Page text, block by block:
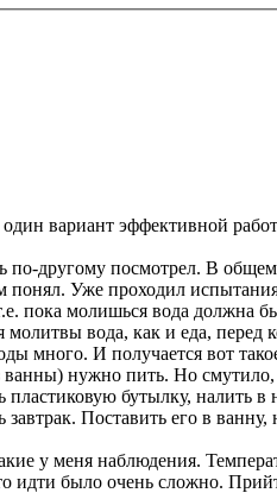
вариант эффективной
другому посмотрел. В
Уже проходил
пока молишься вода
молитвы вода, как и еда,
много. И получается вот
нужно пить. Но
бутылку, налить
Поставить его в
у меня наблюдения.
идти было очень сложно.